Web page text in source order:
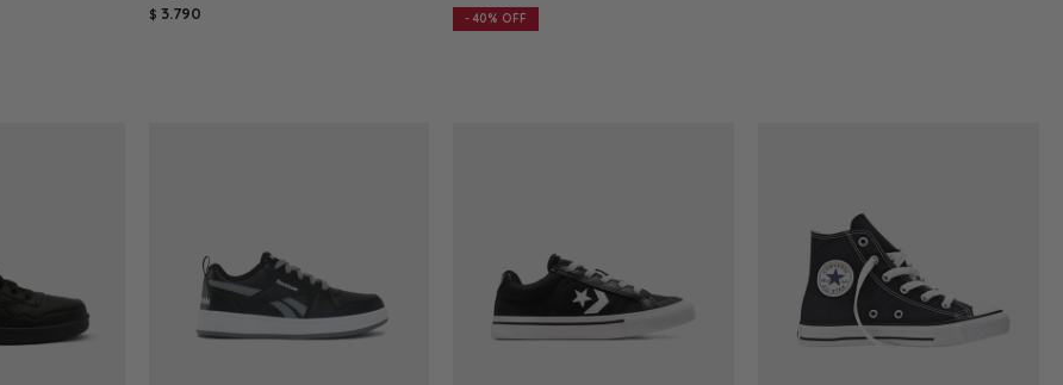
$ 3.790 40